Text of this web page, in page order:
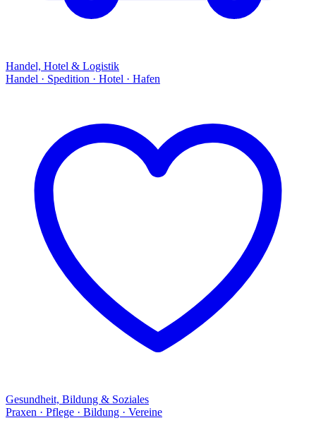
Handel, Hotel & Logistik
Handel · Spedition · Hotel · Hafen
Gesundheit, Bildung & Soziales
Praxen · Pflege · Bildung · Vereine